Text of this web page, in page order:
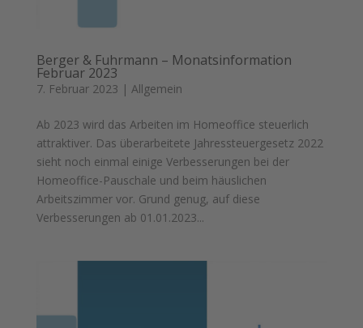
Berger & Fuhrmann – Monatsinformation
Februar 2023
7. Februar 2023 | Allgemein
Ab 2023 wird das Arbeiten im Homeoffice steuerlich
attraktiver. Das überarbeitete Jahressteuergesetz 2022
sieht noch einmal einige Verbesserungen bei der
Homeoffice-Pauschale und beim häuslichen
Arbeitszimmer vor. Grund genug, auf diese
Verbesserungen ab 01.01.2023...